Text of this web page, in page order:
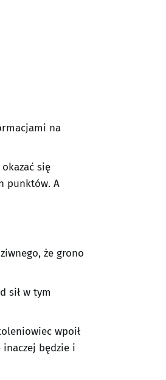
na
się
punktów. A
że grono
sił w tym
wpoił
będzie i